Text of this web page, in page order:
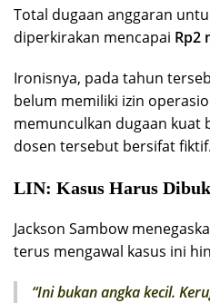
Total dugaan anggaran
diperkirakan mencapai Rp2
Ironisnya, pada tahun
belum memiliki izin
memunculkan dugaan kuat
dosen tersebut bersifat fiktif.
LIN: Kasus Harus
Jackson Sambow
terus mengawal kasus ini
“Ini bukan angka kecil.